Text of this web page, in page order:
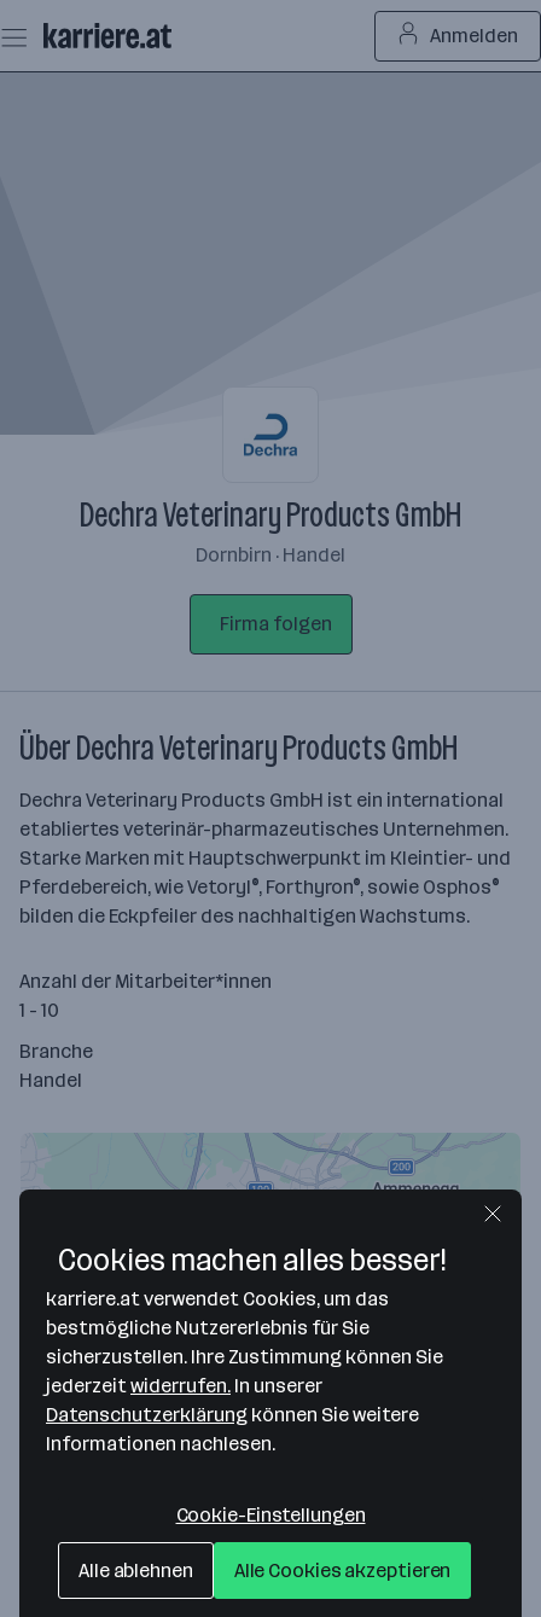
Seiteninhalt
springen
Anmelden
Dechra Veterinary Products GmbH
Dornbirn · Handel
Firma folgen
Über Dechra Veterinary Products GmbH
Dechra Veterinary Products GmbH ist ein international
etabliertes veterinär-pharmazeutisches Unternehmen.
Starke Marken mit Hauptschwerpunkt im Kleintier- und
Pferdebereich, wie Vetoryl®, Forthyron®, sowie Osphos®
bilden die Eckpfeiler des nachhaltigen Wachstums.
Anzahl der Mitarbeiter*innen
1 - 10
Branche
Handel
Dechra Veterinary Products GmbH
— Route berechnen
Cookies machen alles besser!
karriere.at verwendet Cookies, um das
bestmögliche Nutzererlebnis für Sie
sicherzustellen. Ihre Zustimmung können Sie
jederzeit widerrufen. In unserer
Datenschutzerklärung können Sie weitere
Informationen nachlesen.
Cookie-Einstellungen
Alle ablehnen Alle Cookies akzeptieren